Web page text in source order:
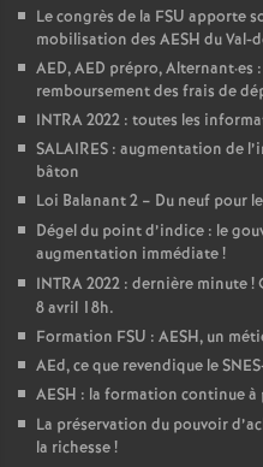
Le congrès de la FSU apporte
mobilisation des AESH du Val-
AED, AED prépro, Alternant·es
remboursement des frais de
INTRA 2022 : toutes les
SALAIRES : augmentation de
bâton
Loi Balanant 2 – Du neuf pour
Dégel du point d’indice : le
augmentation immédiate!
INTRA 2022 : dernière minute!
8 avril 18h.
Formation FSU : AESH, un
AEd, ce que revendique le
AESH : la formation continue
La préservation du pouvoir
la richesse!